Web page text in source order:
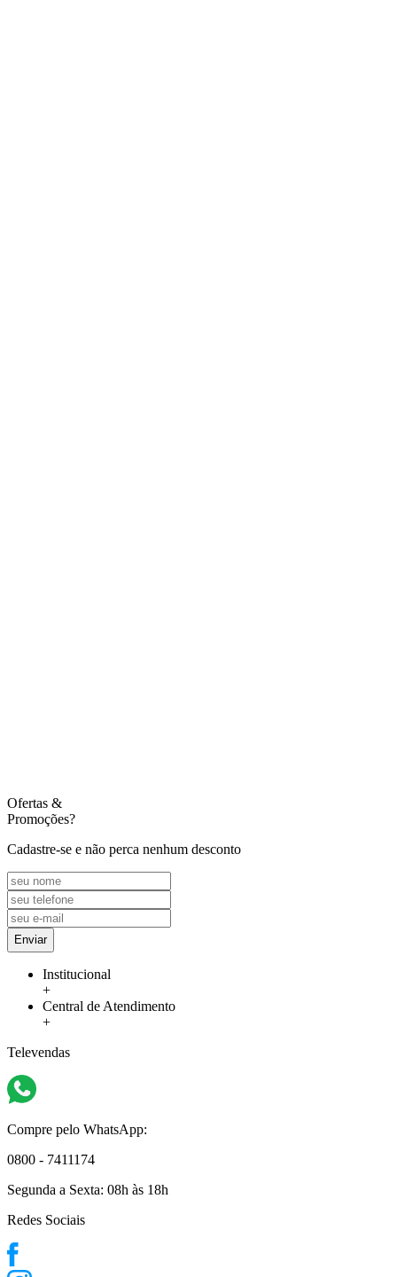
Ofertas &
Promoções?
Cadastre-se e não perca nenhum desconto
Enviar
Institucional
+
Central de Atendimento
+
Televendas
Compre pelo WhatsApp:
0800 - 7411174
Segunda a Sexta: 08h às 18h
Redes Sociais